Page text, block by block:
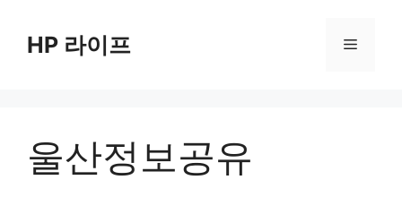
HP 라이프 메
울산정보공유